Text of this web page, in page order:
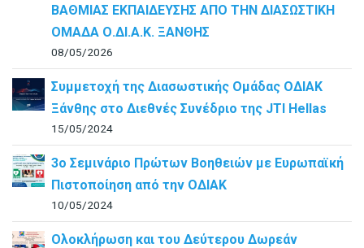
ΒΑΘΜΙΑΣ ΕΚΠΑΙΔΕΥΣΗΣ ΑΠΟ ΤΗΝ ΔΙΑΣΩΣΤΙΚΗ
ΟΜΑΔΑ Ο.ΔΙ.Α.Κ. ΞΑΝΘΗΣ
08/05/2026
Συμμετοχή της Διασωστικής Ομάδας ΟΔΙΑΚ
Ξάνθης στο Διεθνές Συνέδριο της JTI Hellas
15/05/2024
3ο Σεμινάριο Πρώτων Βοηθειών με Ευρωπαϊκή
Πιστοποίηση από την ΟΔΙΑΚ
10/05/2024
Ολοκλήρωση και του Δεύτερου Δωρεάν